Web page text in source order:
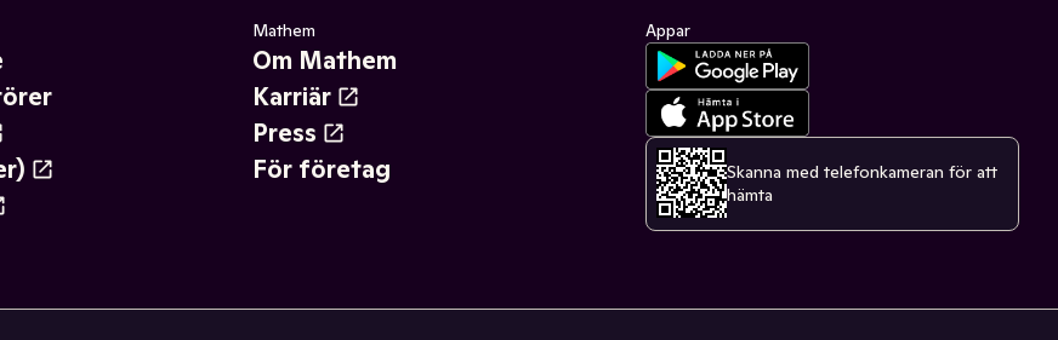
Mathem
Om Mathem
Karriär
Press
För företag
Appar
Skanna med telefonkameran för att
hämta